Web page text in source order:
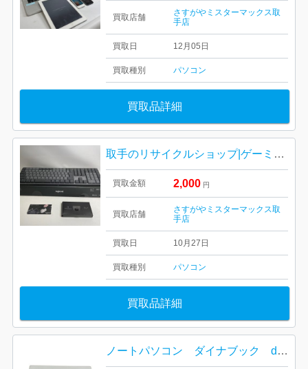
買取店舗
さすがやミスターマックス取
手店
買取日 12月05日
買取種別 パソコン
買取品詳細
取手のリサイクルショップ|ゲーミングパソコン用キーボードの買取| 守谷市みずき野
買取金額 2,000 円
買取店舗
さすがやミスターマックス取
手店
買取日 10月27日
買取種別 パソコン
買取品詳細
ノートパソコン ダイナブック dynabook